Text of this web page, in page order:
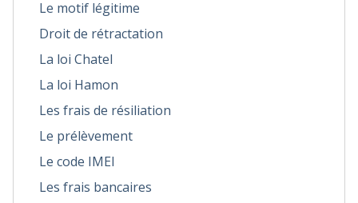
Le motif légitime
Droit de rétractation
La loi Chatel
La loi Hamon
Les frais de résiliation
Le prélèvement
Le code IMEI
Les frais bancaires